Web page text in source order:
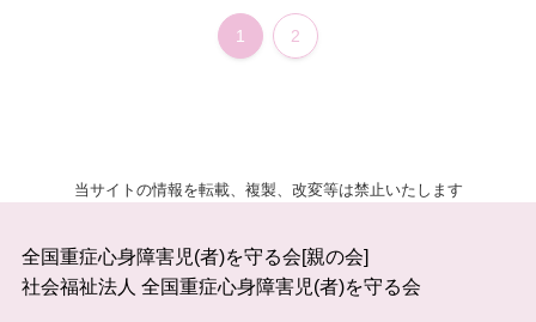
1 2
当サイトの情報を転載、複製、改変等は禁止いたします
全国重症心身障害児(者)を守る会[親の会]
社会福祉法人 全国重症心身障害児(者)を守る会